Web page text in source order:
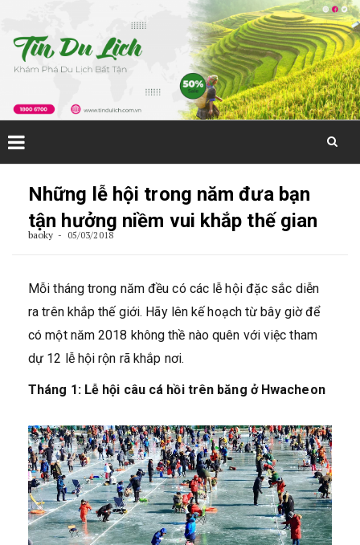
Những lễ hội trong năm đưa bạn
tận hưởng niềm vui khắp thế gian
baoky 05/03/2018
Mỗi tháng trong năm đều có các lễ hội đặc sắc diễn
ra trên khắp thế giới. Hãy lên kế hoạch từ bây giờ để
có một năm 2018 không thề nào quên với việc tham
dự 12 lễ hội rộn rã khắp nơi.
Tháng 1: Lễ hội câu cá hồi trên băng ở Hwacheon